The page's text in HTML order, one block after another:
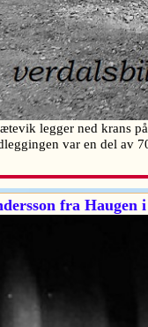
legger ned krans
var en del av
fra Haugen